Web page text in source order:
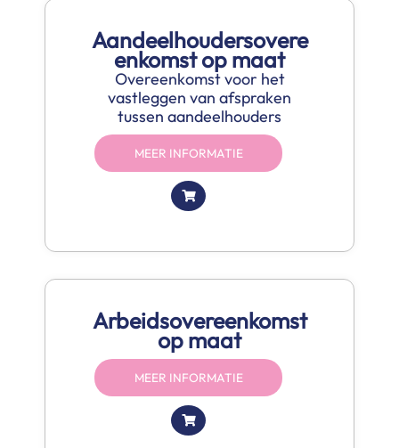
Aandeelhoudersovere
enkomst op maat
Overeenkomst voor het
vastleggen van afspraken
tussen aandeelhouders
MEER INFORMATIE
Arbeidsovereenkomst
op maat
MEER INFORMATIE